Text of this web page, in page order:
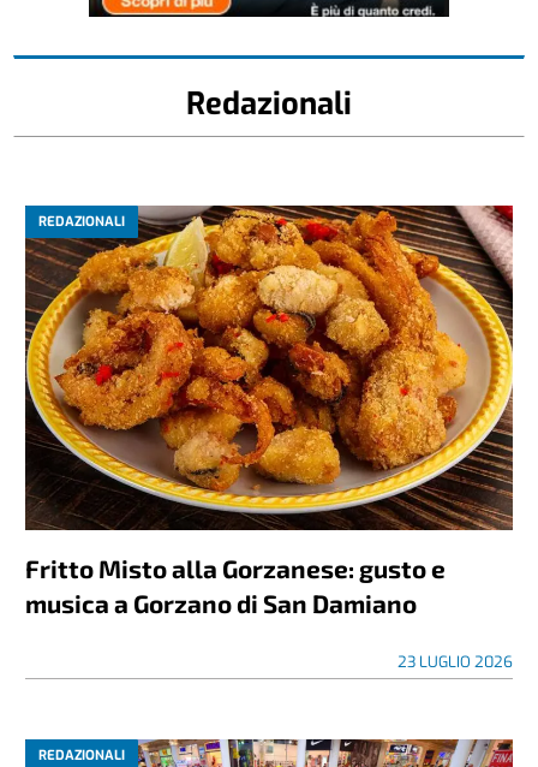
Redazionali
REDAZIONALI
Fritto Misto alla Gorzanese: gusto e
musica a Gorzano di San Damiano
23 LUGLIO 2026
REDAZIONALI